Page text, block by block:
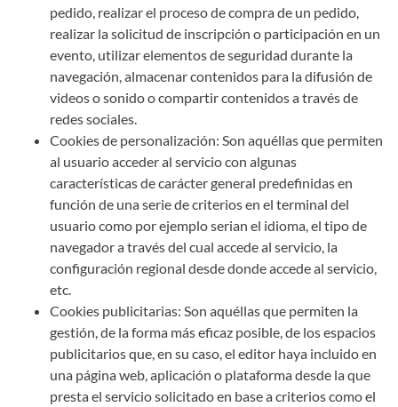
pedido, realizar el proceso de compra de un pedido,
realizar la solicitud de inscripción o participación en un
evento, utilizar elementos de seguridad durante la
navegación, almacenar contenidos para la difusión de
videos o sonido o compartir contenidos a través de
redes sociales.
Cookies de personalización: Son aquéllas que permiten
al usuario acceder al servicio con algunas
características de carácter general predefinidas en
función de una serie de criterios en el terminal del
usuario como por ejemplo serian el idioma, el tipo de
navegador a través del cual accede al servicio, la
configuración regional desde donde accede al servicio,
etc.
Cookies publicitarias: Son aquéllas que permiten la
gestión, de la forma más eficaz posible, de los espacios
publicitarios que, en su caso, el editor haya incluido en
una página web, aplicación o plataforma desde la que
presta el servicio solicitado en base a criterios como el